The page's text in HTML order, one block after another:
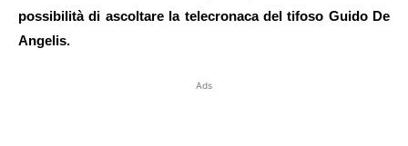
possibilità di ascoltare la telecronaca del tifoso Guido De
Angelis.
Ads